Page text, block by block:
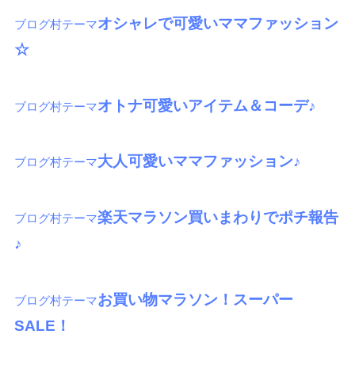
ブログ村テーマオシャレで可愛いママファッション
☆
ブログ村テーマオトナ可愛いアイテム＆コーデ♪
ブログ村テーマ大人可愛いママファッション♪
ブログ村テーマ楽天マラソン買いまわりでポチ報告
♪
ブログ村テーマお買い物マラソン！スーパー
SALE！